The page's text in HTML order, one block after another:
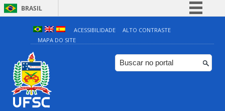
BRASIL
Simplifique!
Comunica BR
Participe
ACESSIBILIDADE
ALTO CONTRASTE
MAPA DO SITE